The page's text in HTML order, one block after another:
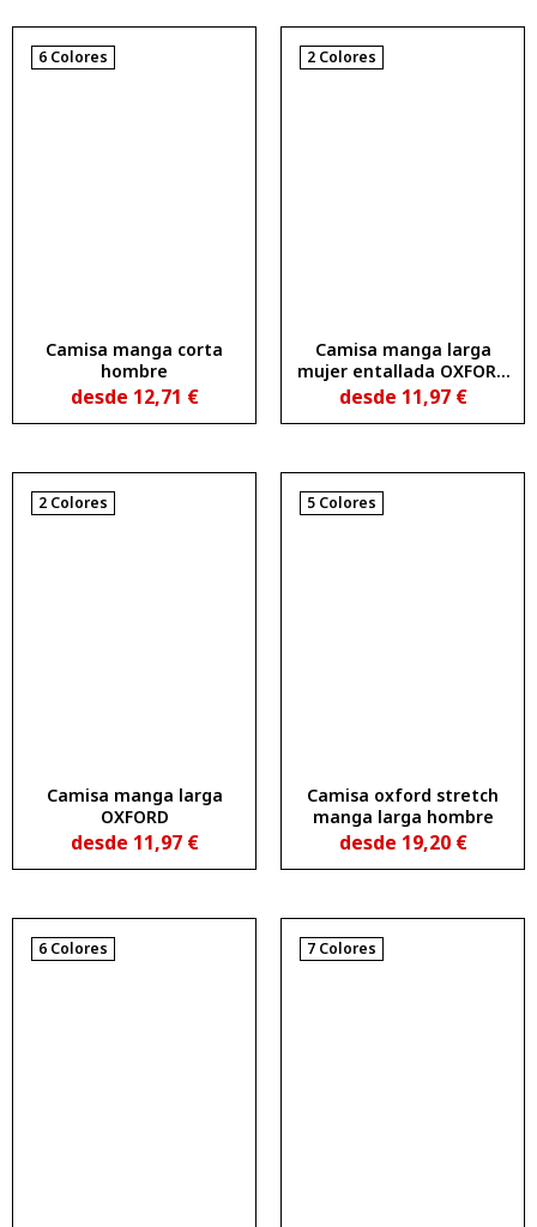
6 Colores
Camisa manga corta
hombre
desde 12,71 €
2 Colores
Camisa manga larga
mujer entallada OXFORD
WOMAN
desde 11,97 €
2 Colores
Camisa manga larga
OXFORD
desde 11,97 €
5 Colores
Camisa oxford stretch
manga larga hombre
desde 19,20 €
6 Colores 7 Colores